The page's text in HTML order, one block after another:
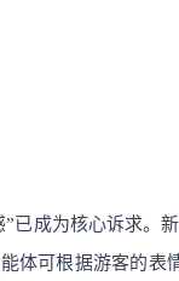
已成为核心诉求。
体可根据游客的